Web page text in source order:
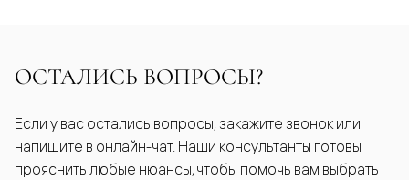
ОСТАЛИСЬ ВОПРОСЫ?
Если у вас остались вопросы, закажите звонок или
напишите в онлайн-чат. Наши консультанты готовы
прояснить любые нюансы, чтобы помочь вам выбрать